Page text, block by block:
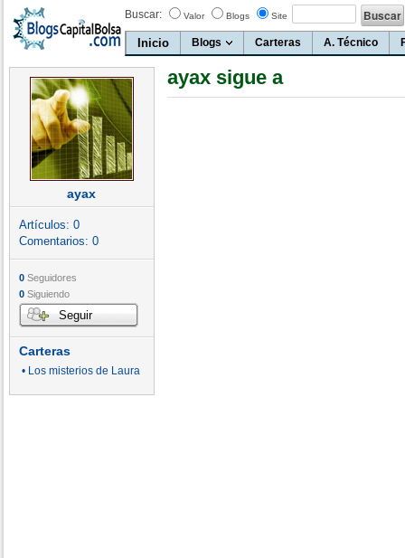
Buscar: Valor Blogs Site
Inicio Blogs Carteras A. Técnico
ayax
Artículos: 0
Comentarios: 0
0 Seguidores
0 Siguiendo
Seguir
Carteras
• Los misterios de Laura
ayax sigue a